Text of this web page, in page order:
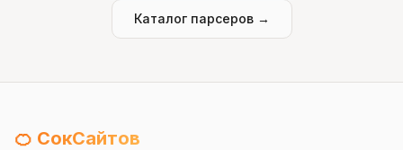
Каталог парсеров →
🍊 СокСайтов